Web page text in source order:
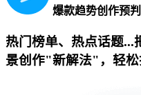
爆款趋势创作预判
热门榜单、热点话题...
景创作"新解法"，轻松